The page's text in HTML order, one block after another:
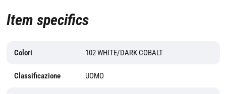
Item specifics
Colori 102 WHITE/DARK COBALT
Classificazione UOMO